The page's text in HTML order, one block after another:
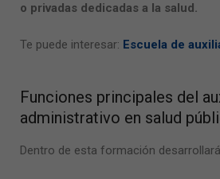
o privadas dedicadas a la salud.
Te puede interesar: Escuela de
Funciones principales del
administrativo en salud
Dentro de esta formación